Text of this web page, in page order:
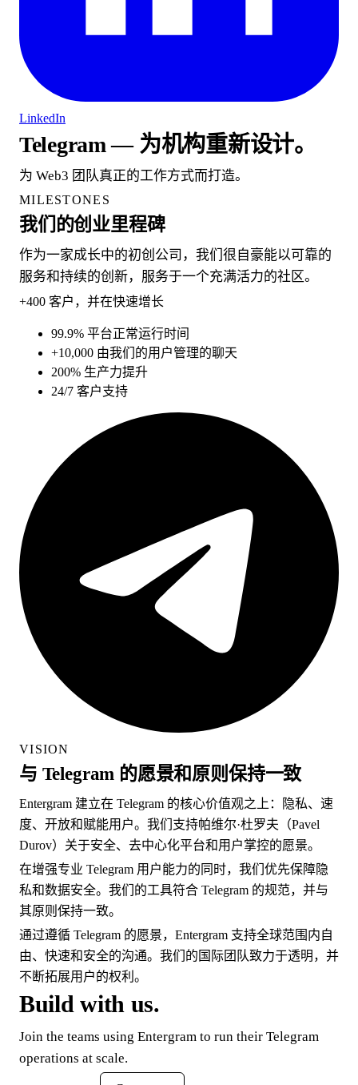
LinkedIn
Telegram — 为机构重新设计。
为 Web3 团队真正的工作方式而打造。
MILESTONES
我们的创业里程碑
作为一家成长中的初创公司，我们很自豪能以可靠的
服务和持续的创新，服务于一个充满活力的社区。
+400 客户，并在快速增长
99.9% 平台正常运行时间
+10,000 由我们的用户管理的聊天
200% 生产力提升
24/7 客户支持
VISION
与 Telegram 的愿景和原则保持一致
Entergram 建立在 Telegram 的核心价值观之上：隐私、速
度、开放和赋能用户。我们支持帕维尔·杜罗夫（Pavel
Durov）关于安全、去中心化平台和用户掌控的愿景。
在增强专业 Telegram 用户能力的同时，我们优先保障隐
私和数据安全。我们的工具符合 Telegram 的规范，并与
其原则保持一致。
通过遵循 Telegram 的愿景，Entergram 支持全球范围内自
由、快速和安全的沟通。我们的国际团队致力于透明，并
不断拓展用户的权利。
Build with us.
Join the teams using Entergram to run their Telegram
operations at scale.